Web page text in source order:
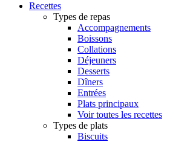
Recettes
Types de repas
Accompagnements
Boissons
Collations
Déjeuners
Desserts
Dîners
Entrées
Plats principaux
Voir toutes les recettes
Types de plats
Biscuits